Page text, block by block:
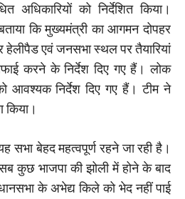
को निर्देशित किया।
कि मुख्यमंत्री का आगमन दोपहर
एवं जनसभा स्थल पर तैयारियां
करने के निर्देश दिए गए हैं। लोक
आवश्यक निर्देश दिए गए हैं। टीम ने
किया।
सभा बेहद महत्वपूर्ण रहने जा रही है।
कुछ भाजपा की झोली में होने के बाद
के अभेद्य किले को भेद नहीं पाई